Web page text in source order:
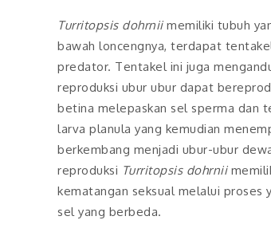
Turritopsis dohrnii memiliki tubuh
bawah loncengnya, terdapat
predator. Tentakel ini juga
reproduksi ubur ubur dapat
betina melepaskan sel sperma dan
larva planula yang kemudian
berkembang menjadi ubur-ubur
reproduksi Turritopsis dohrnii
kematangan seksual melalui proses
sel yang berbeda.